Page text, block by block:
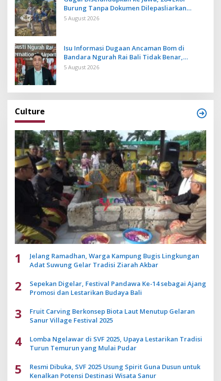
Burung Tanpa Dokumen Dilepasliarkan
Cegah Ancaman Penyakit
5 August 2026
Isu Informasi Dugaan Ancaman Bom di
Bandara Ngurah Rai Bali Tidak Benar,
Operasional Penerbangan Lancar
5 August 2026
Culture
1
Jelang Ramadhan, Warga Kampung Bugis Lingkungan
Adat Suwung Gelar Tradisi Ziarah Akbar
2
Sepekan Digelar, Festival Pandawa Ke-14 sebagai Ajang
Promosi dan Lestarikan Budaya Bali
3
Fruit Carving Berkonsep Biota Laut Menutup Gelaran
Sanur Village Festival 2025
4
Lomba Ngelawar di SVF 2025, Upaya Lestarikan Tradisi
Turun Temurun yang Mulai Pudar
5
Resmi Dibuka, SVF 2025 Usung Spirit Guna Dusun untuk
Kenalkan Potensi Destinasi Wisata Sanur